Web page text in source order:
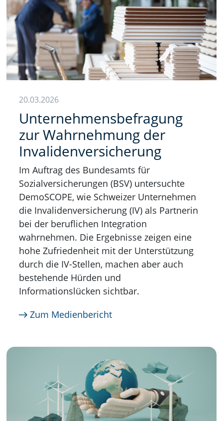
20.03.2026
Unternehmensbefragung
zur Wahrnehmung der
Invalidenversicherung
Im Auftrag des Bundesamts für
Sozialversicherungen (BSV) untersuchte
DemoSCOPE, wie Schweizer Unternehmen
die Invalidenversicherung (IV) als Partnerin
bei der beruflichen Integration
wahrnehmen. Die Ergebnisse zeigen eine
hohe Zufriedenheit mit der Unterstützung
durch die IV-Stellen, machen aber auch
bestehende Hürden und
Informationslücken sichtbar.
Zum Medienbericht